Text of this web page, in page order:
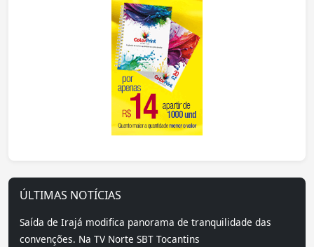
ÚLTIMAS NOTÍCIAS
Saída de Irajá modifica panorama de tranquilidade das
convenções. Na TV Norte SBT Tocantins